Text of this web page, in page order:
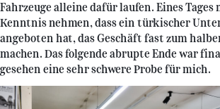
Fahrzeuge alleine dafür laufen. Eines Tages
Kenntnis nehmen, dass ein türkischer
angeboten hat, das Geschäft fast zum
machen. Das folgende abrupte Ende war
gesehen eine sehr schwere Probe für mich.